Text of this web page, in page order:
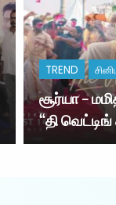
TREND
சூர்யா –
“தி